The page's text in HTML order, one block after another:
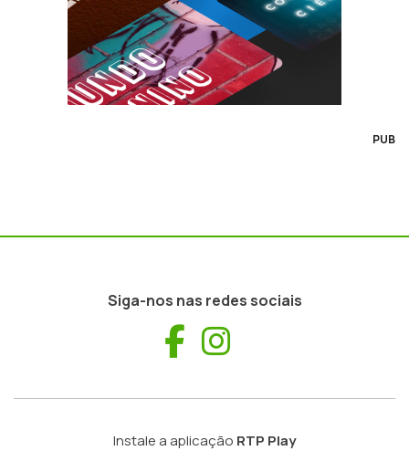
PUB
Siga-nos nas redes sociais
Facebook
Instale a aplicação RTP Play